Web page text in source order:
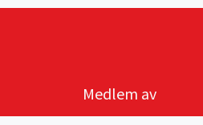
Medlem av